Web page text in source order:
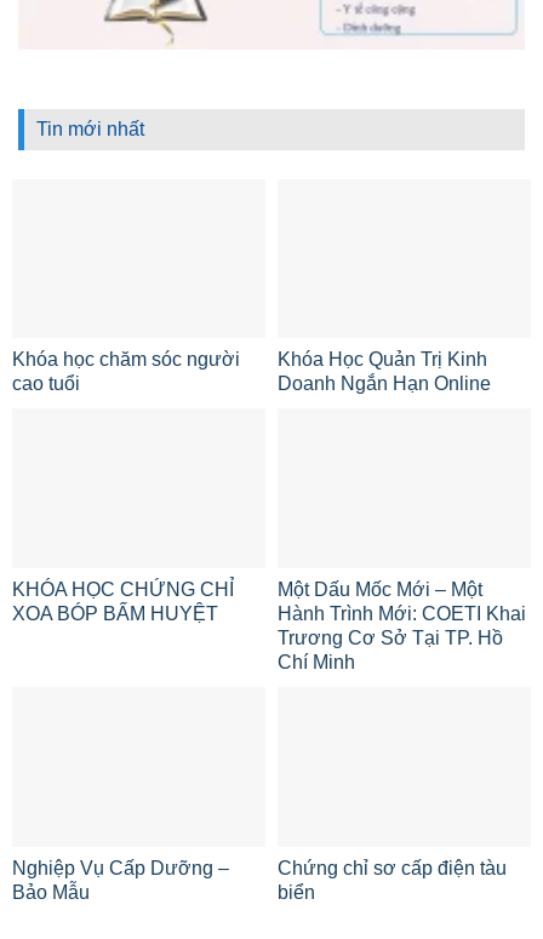
Tin mới nhất
Khóa học chăm sóc người
cao tuổi
Khóa Học Quản Trị Kinh
Doanh Ngắn Hạn Online
KHÓA HỌC CHỨNG CHỈ
XOA BÓP BẤM HUYỆT
Một Dấu Mốc Mới – Một
Hành Trình Mới: COETI Khai
Trương Cơ Sở Tại TP. Hồ
Chí Minh
Nghiệp Vụ Cấp Dưỡng –
Bảo Mẫu
Chứng chỉ sơ cấp điện tàu
biển